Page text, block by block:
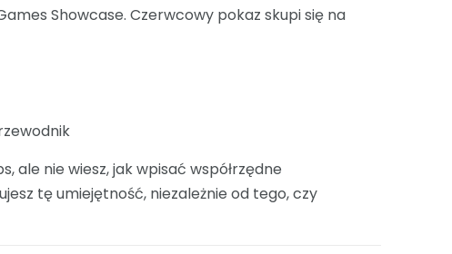
Showcase. Czerwcowy pokaz skupi się na
ale nie wiesz, jak wpisać współrzędne
tę umiejętność, niezależnie od tego, czy